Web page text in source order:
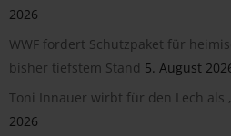
2026
WWF fordert Schutzpaket für
bisher tiefstem Stand 5. August
Toni Innauer wirbt für den Lech als
2026